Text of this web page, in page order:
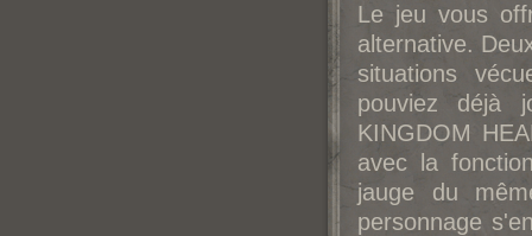
Le jeu vous
alternative.
situations
pouviez déjà
KINGDOM
avec la
jauge du
personnage